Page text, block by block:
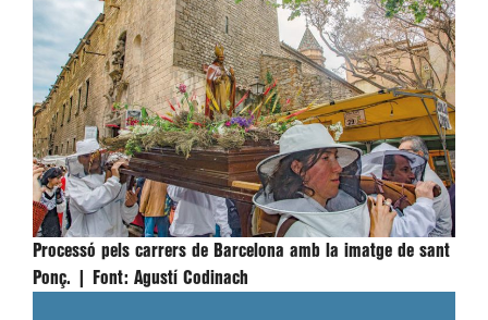
Processó pels carrers de Barcelona amb la imatge de sant
Ponç. |
Font: Agustí Codinach